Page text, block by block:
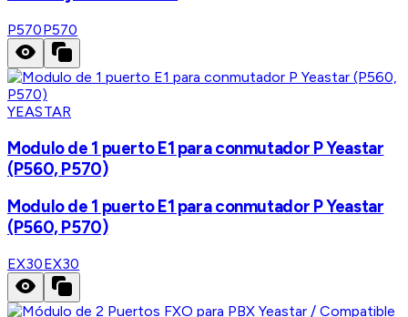
P570P570
YEASTAR
Modulo de 1 puerto E1 para conmutador P Yeastar
(P560, P570)
Modulo de 1 puerto E1 para conmutador P Yeastar
(P560, P570)
EX30EX30